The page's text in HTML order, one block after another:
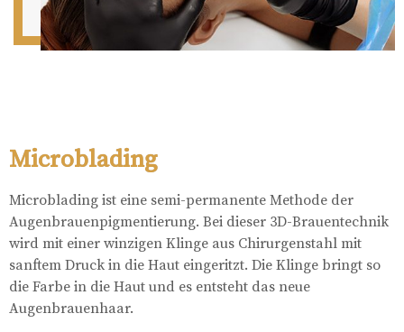
Microblading
Microblading ist eine semi-permanente Methode der
Augenbrauenpigmentierung. Bei dieser 3D-Brauentechnik
wird mit einer winzigen Klinge aus Chirurgenstahl mit
sanftem Druck in die Haut eingeritzt. Die Klinge bringt so
die Farbe in die Haut und es entsteht das neue
Augenbrauenhaar.